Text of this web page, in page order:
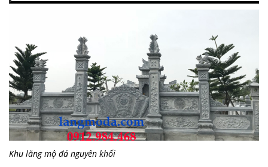
Khu lăng mộ đá nguyên khối